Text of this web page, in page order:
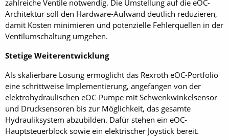
zahlreiche Ventile notwendig. Die Umstellung auf die eOC-
Architektur soll den Hardware-Aufwand deutlich reduzieren,
damit Kosten minimieren und potenzielle Fehlerquellen in der
Ventilumschaltung umgehen.
Stetige Weiterentwicklung
Als skalierbare Lösung ermöglicht das Rexroth eOC-Portfolio
eine schrittweise Implementierung, angefangen von der
elektrohydraulischen eOC-Pumpe mit Schwenk­winkelsensor
und Drucksensoren bis zur Möglichkeit, das gesamte
Hydrauliksystem abzubilden. Dafür stehen ein eOC-
Hauptsteuerblock sowie ein elektrischer Joystick bereit.